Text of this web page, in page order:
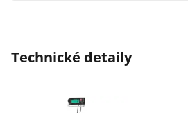
Technické detaily